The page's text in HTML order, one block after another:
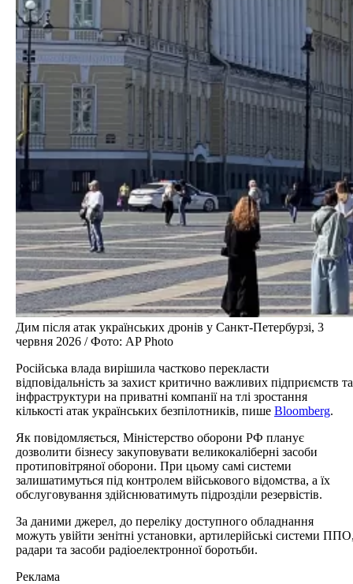
Дим після атак українських дронів у Санкт-Петербурзі, 3
червня 2026 / Фото: AP Photo
Російська влада вирішила частково перекласти
відповідальність за захист критично важливих підприємств та
інфраструктури на приватні компанії на тлі зростання
кількості атак українських безпілотників, пише Bloomberg.
Як повідомляється, Міністерство оборони РФ планує
дозволити бізнесу закуповувати великокаліберні засоби
протиповітряної оборони. При цьому самі системи
залишатимуться під контролем військового відомства, а їх
обслуговування здійснюватимуть підрозділи резервістів.
За даними джерел, до переліку доступного обладнання
можуть увійти зенітні установки, артилерійські системи
радари та засоби радіоелектронної боротьби.
Реклама